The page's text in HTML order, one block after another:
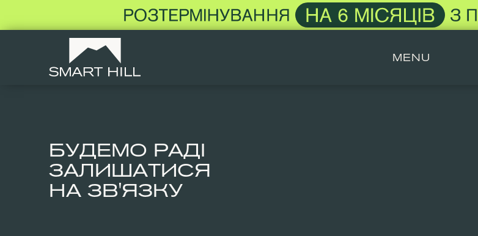
MENU
БУДЕМО РАДІ
ЗАЛИШАТИСЯ
НА ЗВ'ЯЗКУ